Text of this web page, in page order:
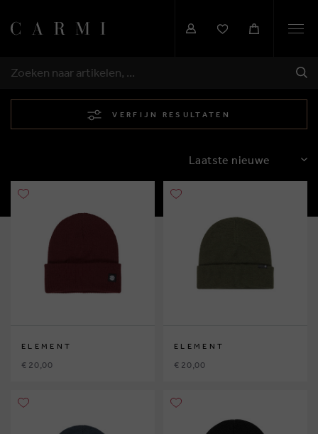
ZOEKEN
VERFIJN RESULTATEN
SORTEREN
ELEMENT
€ 20,00
ELEMENT
€ 20,00